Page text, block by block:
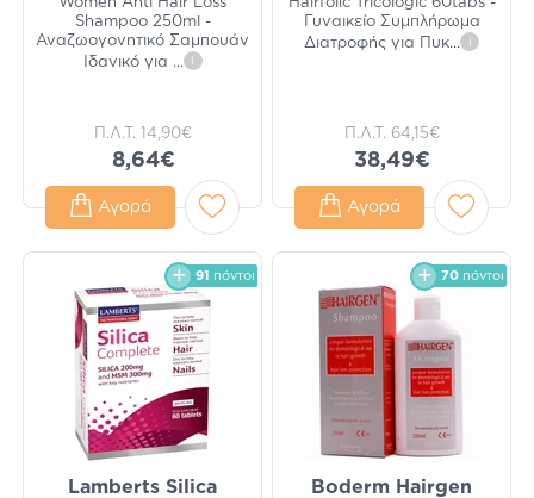
Shampoo 250ml -
Αναζωογονητικό Σαμπουάν
Ιδανικό για ... i
Π.Λ.Τ. 14,90€
8,64€
Αγορά
Γυναικείο Συμπλήρωμα
Διατροφής για Πυκ... i
Π.Λ.Τ. 64,15€
38,49€
Αγορά
91 πόντοι
Lamberts Silica
70 πόντοι
Boderm Hairgen